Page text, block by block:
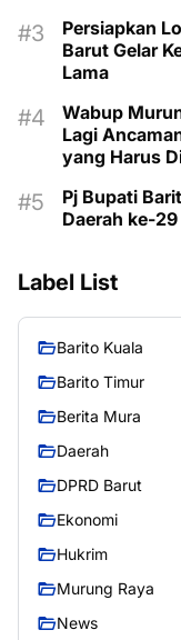
Persiapkan
Barut Gelar
Lama
Wabup
Lagi
yang Harus
Pj Bupati
Daerah ke-
Label List
Barito Kuala
Barito Timur
Berita Mura
Daerah
DPRD Barut
Ekonomi
Hukrim
Murung Raya
News